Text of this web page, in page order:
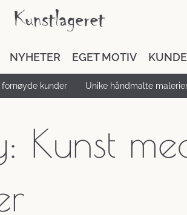
NYHETER EGET MOTIV
fornøyde kunder Unike håndmalte
Kunst